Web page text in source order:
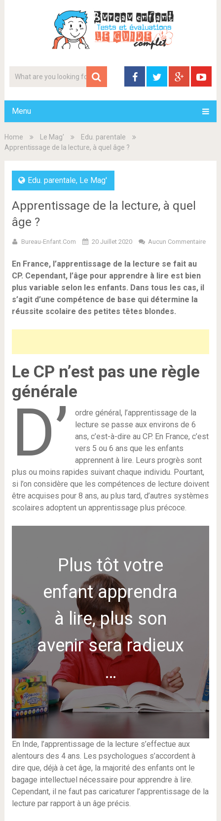
Menu
Home Le Mag'
Edu. parentale
Apprentissage de la lecture, à quel âge ?
Edu. parentale, Le Mag'
Apprentissage de la lecture, à quel
âge ?
Bureau-Enfant.com 20 Juillet 2020 Aucun Commentaire
En France, l’apprentissage de la lecture se fait au
CP. Cependant, l’âge pour apprendre à lire est bien
plus variable selon les enfants. Dans tous les cas, il
s’agit d’une compétence de base qui détermine la
réussite scolaire des petites têtes blondes.
Le CP n’est pas une règle
générale
D’
ordre général, l’apprentissage de la
lecture se passe aux environs de 6
ans, c’est-à-dire au CP. En France, c’est
vers 5 ou 6 ans que les enfants
apprennent à lire. Leurs progrès sont
plus ou moins rapides suivant chaque individu. Pourtant,
si l’on considère que les compétences de lecture doivent
être acquises pour 8 ans, au plus tard, d’autres systèmes
scolaires adoptent un apprentissage plus précoce.
Plus tôt votre
enfant apprendra
à lire, plus son
avenir sera radieux
…
En Inde, l’apprentissage de la lecture s’effectue aux
alentours des 4 ans. Les psychologues s’accordent à
dire que, déjà à cet âge, la majorité des enfants ont le
bagage intellectuel nécessaire pour apprendre à lire.
Cependant, il ne faut pas caricaturer l’apprentissage de la
lecture par rapport à un âge précis.